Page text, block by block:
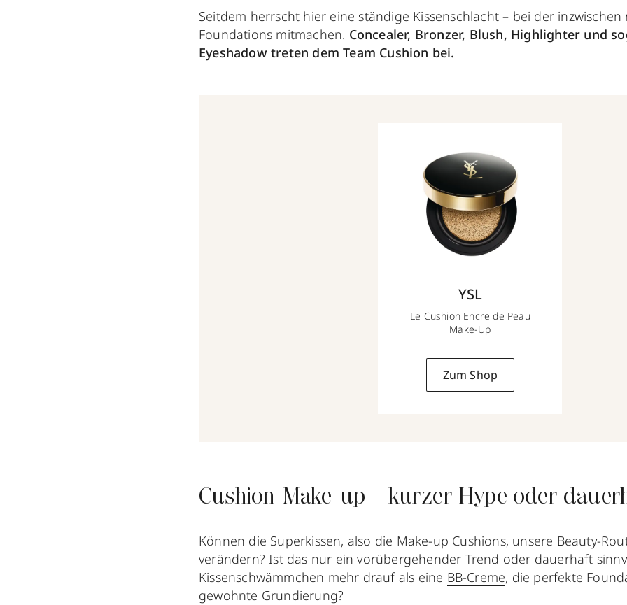
Seitdem herrscht hier eine ständige Kissenschlacht – bei der
Foundations mitmachen. Concealer, Bronzer, Blush, Highlighter und
Eyeshadow treten dem Team Cushion bei.
YSL
Le Cushion Encre de Peau
Make-Up
Zum Shop
Cushion-Make-up – kurzer Hype oder
Können die Superkissen, also die Make-up Cushions, unsere Beauty-
verändern? Ist das nur ein vorübergehender Trend oder dauerhaft
Kissenschwämmchen mehr drauf als eine BB-Creme, die perfekte
gewohnte Grundierung?